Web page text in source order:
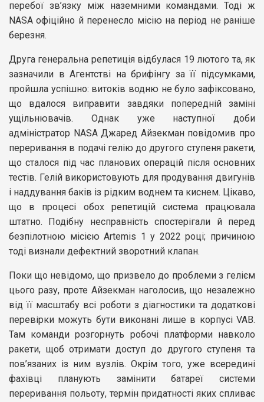
перебої зв’язку між наземними командами. Тоді ж
NASA офіційно й перенесло місію на період не раніше
березня.
Друга генеральна репетиція відбулася 19 лютого та, як
зазначили в Агентстві на брифінгу за її підсумками,
пройшла успішно: витоків водню не було зафіксовано,
що вдалося виправити завдяки попередній заміні
ущільнювачів. Однак уже наступної доби
адміністратор NASA Джаред Айзекман повідомив про
переривання в подачі гелію до другого ступеня ракети,
що сталося під час планових операцій після основних
тестів. Гелій використовують для продування двигунів
і наддування баків із рідким воднем та киснем. Цікаво,
що в процесі обох репетицій система працювала
штатно. Подібну несправність спостерігали й перед
безпілотною місією Artemis 1 у 2022 році; причиною
тоді визнали дефектний зворотний клапан.
Поки що невідомо, що призвело до проблеми з гелієм
цього разу, проте Айзекман наголосив, що незалежно
від її масштабу всі роботи з діагностики та додаткові
перевірки можуть бути виконані лише в корпусі VAB.
Там команди розгорнуть робочі платформи навколо
ракети, щоб отримати доступ до другого ступеня та
пов’язаних із ним вузлів. Окрім того, уже всередині
фахівці планують замінити батареї системи
переривання польоту, термін придатності яких спливає